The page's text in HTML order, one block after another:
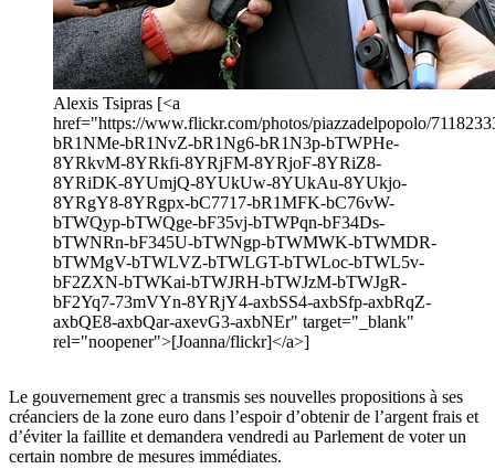
Alexis Tsipras [<a
href="https://www.flickr.com/photos/piazzadelpopolo/
bR1NMe-bR1NvZ-bR1Ng6-bR1N3p-bTWPHe-
8YRkvM-8YRkfi-8YRjFM-8YRjoF-8YRiZ8-
8YRiDK-8YUmjQ-8YUkUw-8YUkAu-8YUkjo-
8YRgY8-8YRgpx-bC7717-bR1MFK-bC76vW-
bTWQyp-bTWQge-bF35vj-bTWPqn-bF34Ds-
bTWNRn-bF345U-bTWNgp-bTWMWK-bTWMDR-
bTWMgV-bTWLVZ-bTWLGT-bTWLoc-bTWL5v-
bF2ZXN-bTWKai-bTWJRH-bTWJzM-bTWJgR-
bF2Yq7-73mVYn-8YRjY4-axbSS4-axbSfp-axbRqZ-
axbQE8-axbQar-axevG3-axbNEr" target="_blank"
rel="noopener">[Joanna/flickr]</a>]
Le gouvernement grec a transmis ses nouvelles propositions à ses
créanciers de la zone euro dans l’espoir d’obtenir de l’argent frais et
d’éviter la faillite et demandera vendredi au Parlement de voter un
certain nombre de mesures immédiates.